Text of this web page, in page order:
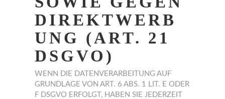
DIREKTWERB
UNG (ART. 21
DSGVO)
WENN DIE DATENVERARBEITUNG AUF
GRUNDLAGE VON ART. 6 ABS. 1 LIT. E ODER
F DSGVO ERFOLGT, HABEN SIE JEDERZEIT